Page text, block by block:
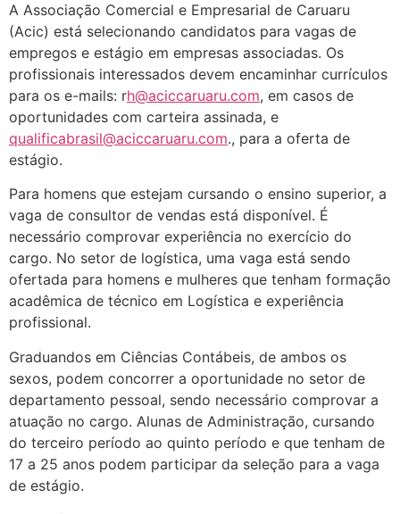
A Associação Comercial e Empresarial de Caruaru
(Acic) está selecionando candidatos para vagas de
empregos e estágio em empresas associadas. Os
profissionais interessados devem encaminhar currículos
para os e-mails: rh@aciccaruaru.com, em casos de
oportunidades com carteira assinada, e
qualificabrasil@aciccaruaru.com., para a oferta de
estágio.
Para homens que estejam cursando o ensino superior, a
vaga de consultor de vendas está disponível. É
necessário comprovar experiência no exercício do
cargo. No setor de logística, uma vaga está sendo
ofertada para homens e mulheres que tenham formação
acadêmica de técnico em Logística e experiência
profissional.
Graduandos em Ciências Contábeis, de ambos os
sexos, podem concorrer a oportunidade no setor de
departamento pessoal, sendo necessário comprovar a
atuação no cargo. Alunas de Administração, cursando
do terceiro período ao quinto período e que tenham de
17 a 25 anos podem participar da seleção para a vaga
de estágio.